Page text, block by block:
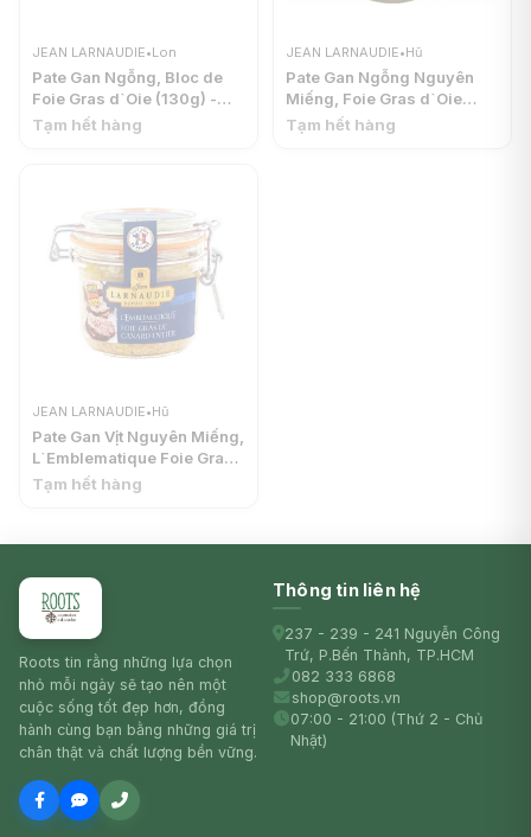
JEAN LARNAUDIE•Lon
Pate Gan Ngỗng, Bloc de
Foie Gras d`Oie (130g) -
JEAN LARNAUDIE
Tạm hết hàng
JEAN LARNAUDIE•Hũ
Pate Gan Ngỗng Nguyên
Miếng, Foie Gras d`Oie
Entier a L`Ancienne (180g) -
Tạm hết hàng
JEAN LARNAUDIE•Hũ
Pate Gan Vịt Nguyên Miếng,
L`Emblematique Foie Gras
de Canard Entier (180g) -
Tạm hết hàng
Roots tin rằng những lựa chọn
nhỏ mỗi ngày sẽ tạo nên một
cuộc sống tốt đẹp hơn, đồng
hành cùng bạn bằng những giá trị
chân thật và chất lượng bền vững.
Thông tin liên hệ
237 - 239 - 241 Nguyễn Công
Trứ, P.Bến Thành, TP.HCM
082 333 6868
shop@roots.vn
07:00 - 21:00 (Thứ 2 - Chủ
Nhật)